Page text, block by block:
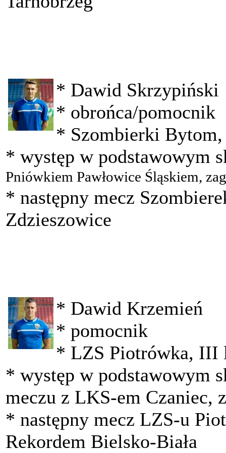
* Dawid Skrzypiński
* obrońca/pomocnik
* Szombierki
* występ w podstawowym
Pniówkiem Pawłowice Śląskiem,
* następny mecz
Zdzieszowice
* Dawid Krzemień
* pomocnik
* LZS Piotrówka, III
* występ w podstawowym
meczu z LKS-em Czaniec,
* następny mecz LZS-u
Rekordem Bielsko-Biała